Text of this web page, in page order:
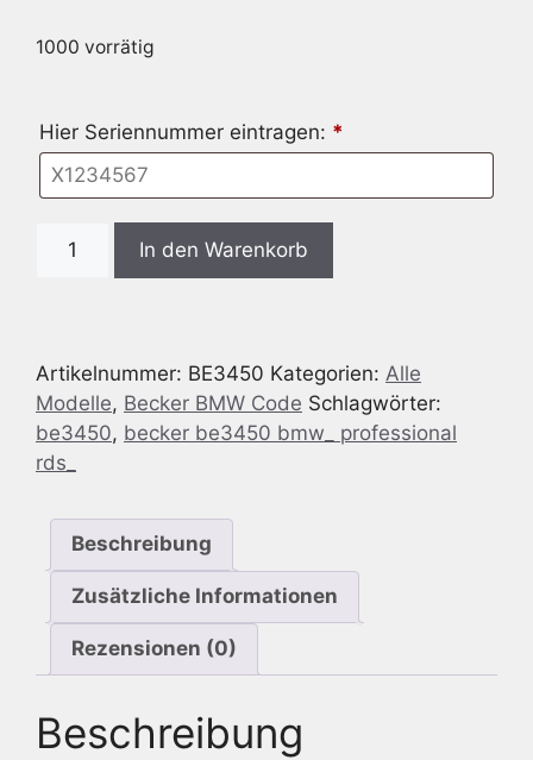
1000 vorrätig
Hier Seriennummer eintragen: *
Code
BE3450
BMW
Professional
RDS
In den Warenkorb
Artikelnummer: BE3450 Kategorien: Alle
Modelle, Becker BMW Code Schlagwörter:
be3450, becker be3450 bmw_ professional
rds_
Beschreibung
Zusätzliche Informationen
Rezensionen (0)
Beschreibung